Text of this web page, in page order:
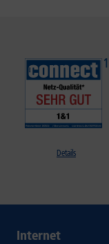
Details
Internet